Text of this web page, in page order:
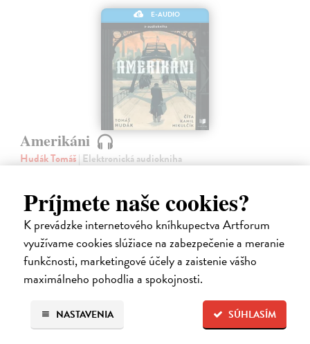
Príjmete naše cookies?
K prevádzke internetového kníhkupectva Artforum
využívame cookies slúžiace na zabezpečenie a meranie
funkčnosti, marketingové účely a zaistenie vášho
maximálneho pohodlia a spokojnosti.
SÚHLASÍM
NASTAVENIA
E-AUDIO
Amerikáni
Hudák Tomáš| Elektronická audiokniha
19. a 20. storočia pokúsilo približne 600 000 ľudí. Príbehy
vysťahovalectva,…
Na stiahnutie akoMP3
15,95 €